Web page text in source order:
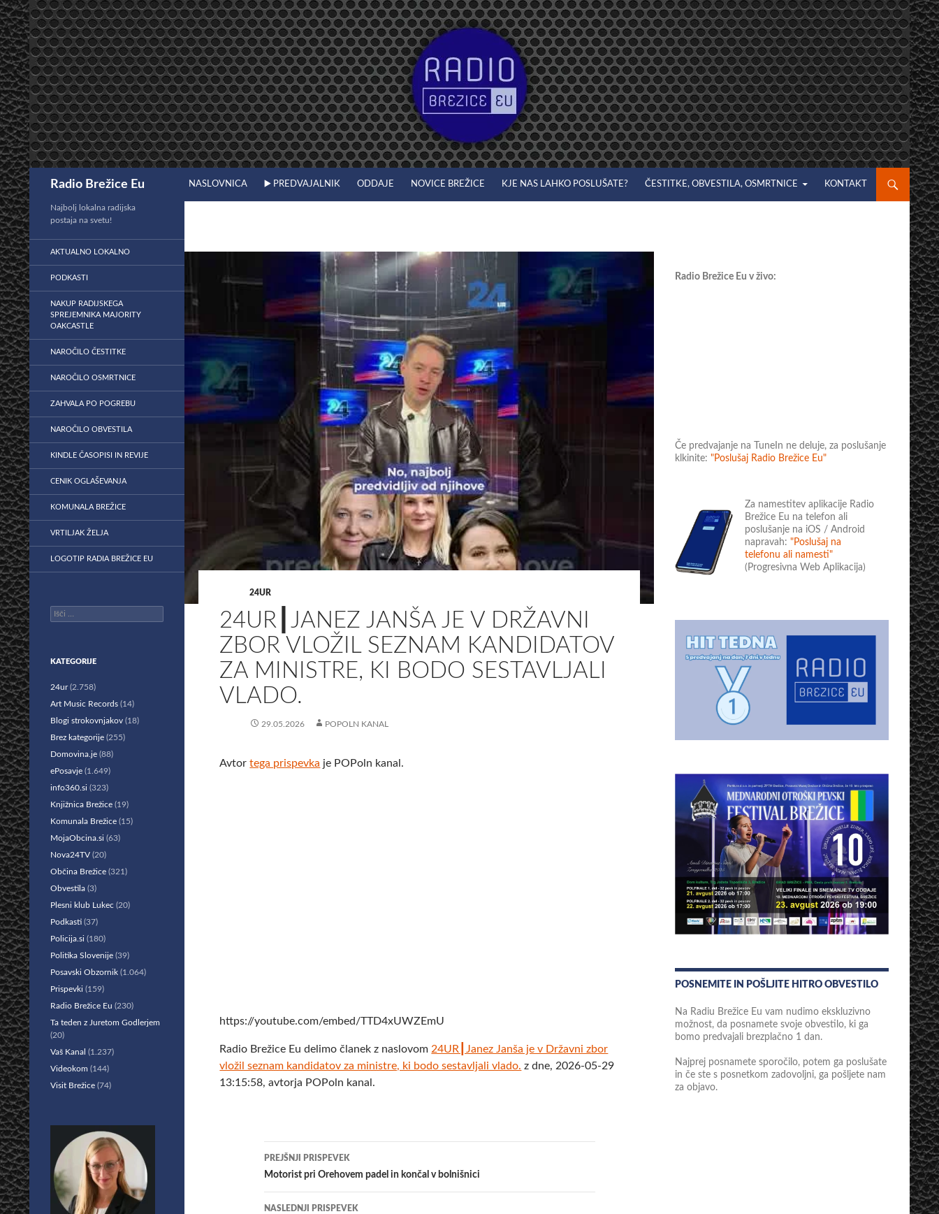
Preskoči
na
vsebino
Radio Brežice Eu NASLOVNICA ▶️ PREDVAJALNIK ODDAJE NOVICE BREŽICE KJE NAS LAHKO POSLUŠATE? ČESTITKE, OBVESTILA, OSMRTNICE KONTAKT
24UR
24UR┃JANEZ JANŠA JE V DRŽAVNI
ZBOR VLOŽIL SEZNAM KANDIDATOV
ZA MINISTRE, KI BODO SESTAVLJALI
VLADO.
29.05.2026 POPOLN KANAL
Avtortega prispevka je POPoln kanal.
https://youtube.com/embed/TTD4xUWZEmU
Radio Brežice Eu delimo članek z naslovom24UR┃Janez Janša je v Državni zbor
vložil seznam kandidatov za ministre, ki bodo sestavljali vlado. z dne, 2026-05-29
13:15:58, avtorja POPoln kanal.
Krmarjenje
po
prispevkih
PREJŠNJI PRISPEVEK
Motorist pri Orehovem padel in končal v bolnišnici
NASLEDNJI PRISPEVEK
Radio Brežice Eu v živo:
Če predvajanje na TuneIn ne deluje, za poslušanje
klkinite: "Poslušaj Radio Brežice Eu"
Za namestitev aplikacije Radio
Brežice Eu na telefon ali
poslušanje na iOS / Android
napravah: "Poslušaj na
telefonu ali namesti"
(Progresivna Web Aplikacija)
POSNEMITE IN POŠLJITE HITRO OBVESTILO
Na Radiu Brežice Eu vam nudimo ekskluzivno
možnost, da posnamete svoje obvestilo, ki ga
bomo predvajali brezplačno 1 dan.
Najprej posnamete sporočilo, potem ga poslušate
in če ste s posnetkom zadovoljni, ga pošljete nam
za objavo.
Najbolj lokalna radijska
postaja na svetu!
AKTUALNO LOKALNO
PODKASTI
NAKUP RADIJSKEGA
SPREJEMNIKA MAJORITY
OAKCASTLE
NAROČILO ČESTITKE
NAROČILO OSMRTNICE
ZAHVALA PO POGREBU
NAROČILO OBVESTILA
KINDLE ČASOPISI IN REVIJE
CENIK OGLAŠEVANJA
KOMUNALA BREŽICE
VRTILJAK ŽELJA
LOGOTIP RADIA BREŽICE EU
Išči:
KATEGORIJE
24ur(2.758)
Art Music Records (14)
Blogi strokovnjakov (18)
Brez kategorije (255)
Domovina.je (88)
ePosavje (1.649)
info360.si (323)
Knjižnica Brežice (19)
Komunala Brežice (15)
MojaObcina.si (63)
Nova24TV (20)
Občina Brežice (321)
Obvestila (3)
Plesni klub Lukec (20)
Podkasti (37)
Policija.si (180)
Politika Slovenije (39)
Posavski Obzornik (1.064)
Prispevki (159)
Radio Brežice Eu (230)
Ta teden z Juretom Godlerjem
(20)
Vaš Kanal (1.237)
Videokom (144)
Visit Brežice (74)